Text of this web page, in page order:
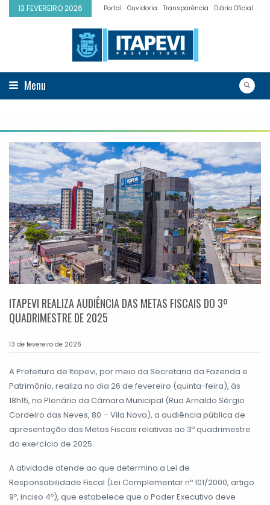
13 FEVEREIRO 2026 Portal Ouvidoria Transparência Diário Oficial
Menu
ITAPEVI REALIZA AUDIÊNCIA DAS METAS FISCAIS DO 3º
QUADRIMESTRE DE 2025
13 de fevereiro de 2026
A Prefeitura de Itapevi, por meio da Secretaria da Fazenda e
Patrimônio, realiza no dia 26 de fevereiro (quinta-feira), às
18h15, no Plenário da Câmara Municipal (Rua Arnaldo Sérgio
Cordeiro das Neves, 80 – Vila Nova), a audiência pública de
apresentação das Metas Fiscais relativas ao 3º quadrimestre
do exercício de 2025.
A atividade atende ao que determina a Lei de
Responsabilidade Fiscal (Lei Complementar nº 101/2000, artigo
9º, inciso 4º), que estabelece que o Poder Executivo deve